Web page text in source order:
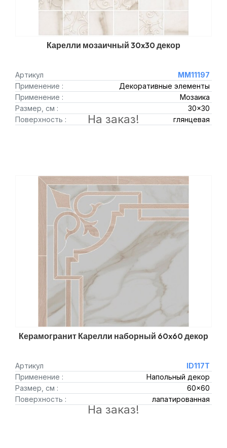
Карелли мозаичный 30x30 декор
Артикул
MM11197
Применение :
Декоративные элементы
Применение :
Мозаика
Размер, см :
30x30
Поверхность :
глянцевая
На заказ!
Керамогранит Карелли наборный 60x60 декор
Артикул
ID117T
Применение :
Напольный декор
Размер, см :
60x60
Поверхность :
лапатированная
На заказ!